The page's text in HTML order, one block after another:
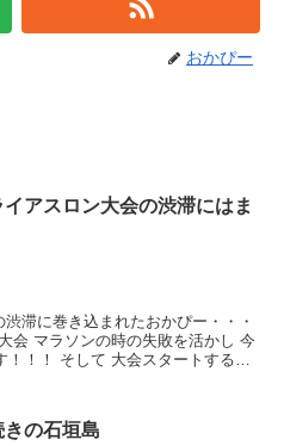
おかぴー
イアスロン大会の渋滞にはま
滞に巻き込まれたおかぴー・・・
会 マラソンの時の失敗を活かし 今
！！！ そして 大会スタートする8
きの石垣島